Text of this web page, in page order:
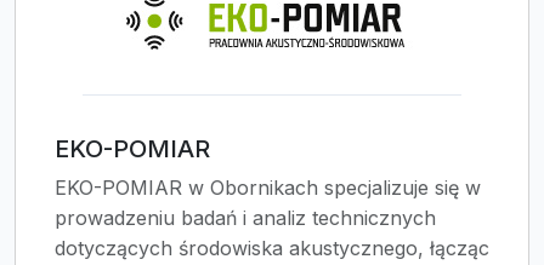
EKO-POMIAR
EKO-POMIAR w Obornikach specjalizuje się w
prowadzeniu badań i analiz technicznych
dotyczących środowiska akustycznego, łącząc